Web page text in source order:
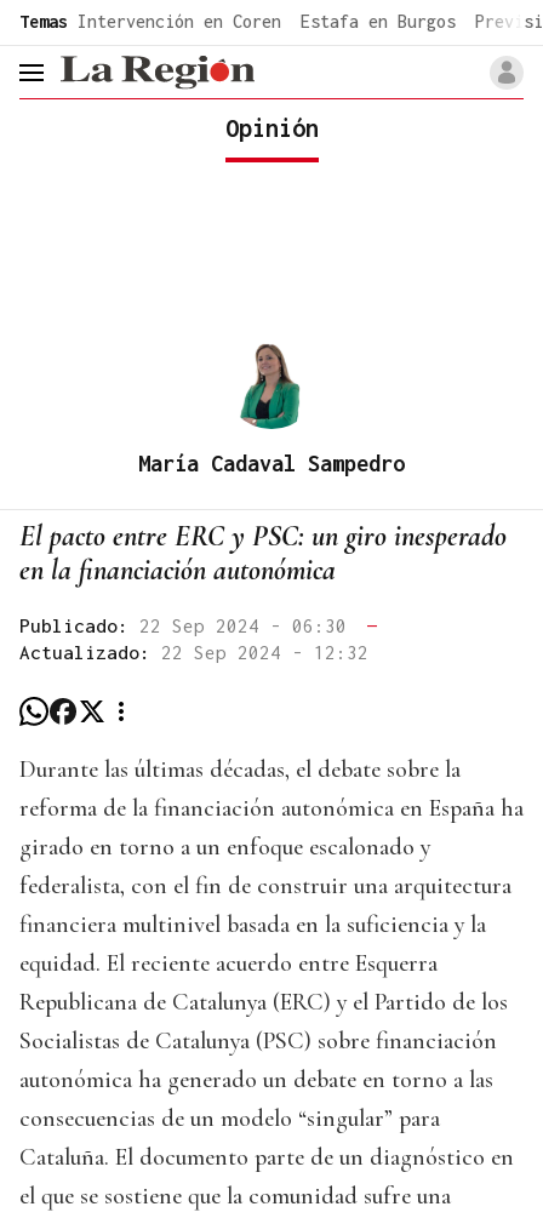
common.go-to-content
Temas Intervención en Coren Estafa en Burgos
header.menu.open
Opinión
María Cadaval Sampedro
El pacto entre ERC y PSC: un giro inesperado
en la financiación autonómica
Publicado: 22 Sep 2024 - 06:30
—
Actualizado: 22 Sep 2024 - 12:32
Durante las últimas décadas, el debate sobre la
reforma de la financiación autonómica en España ha
girado en torno a un enfoque escalonado y
federalista, con el fin de construir una arquitectura
financiera multinivel basada en la suficiencia y la
equidad. El reciente acuerdo entre Esquerra
Republicana de Catalunya (ERC) y el Partido de los
Socialistas de Catalunya (PSC) sobre financiación
autonómica ha generado un debate en torno a las
consecuencias de un modelo “singular” para
Cataluña. El documento parte de un diagnóstico en
el que se sostiene que la comunidad sufre una